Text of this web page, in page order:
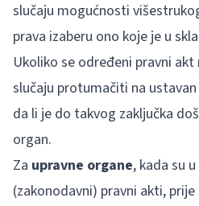
slučaju mogućnosti
prava izaberu ono koje je u
Ukoliko se određeni pravni
slučaju protumačiti na
da li je do takvog zaključka
organ.
Za upravne organe, kada su
(zakonodavni) pravni akti, prije